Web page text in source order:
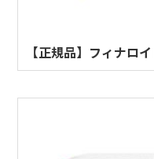
【正規品】フィナロ